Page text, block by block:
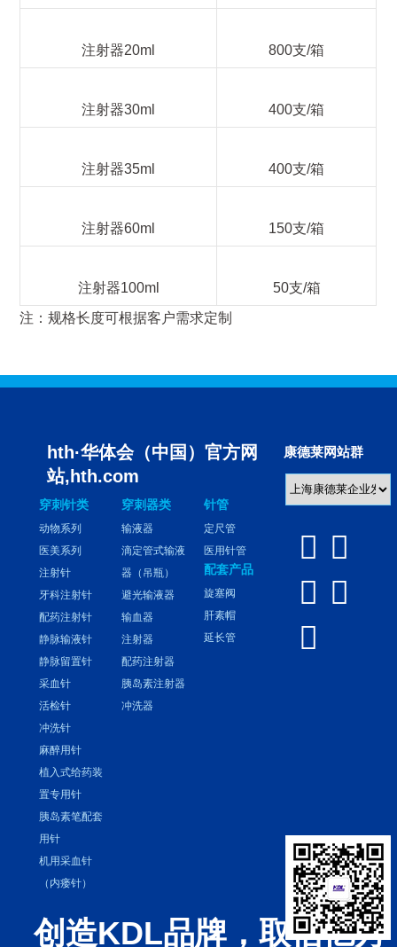
注射器20ml 800支/箱
注射器30ml 400支/箱
注射器35ml 400支/箱
注射器60ml 150支/箱
注射器100ml
50支/箱
注：规格长度可根据客户需求定制
hth·华体会（中国）官方网
站,hth.com
穿刺针类
动物系列
医美系列
注射针
牙科注射针
配药注射针
静脉输液针
静脉留置针
采血针
活检针
冲洗针
麻醉用针
植入式给药装
置专用针
胰岛素笔配套
用针
机用采血针
（内瘘针）
穿刺器类
输液器
滴定管式输液
器（吊瓶）
避光输液器
输血器
注射器
配药注射器
胰岛素注射器
冲洗器
针管
定尺管
医用针管
配套产品
旋塞阀
肝素帽
延长管
康德莱网站群
 
 

创造KDL品牌，取信亿万